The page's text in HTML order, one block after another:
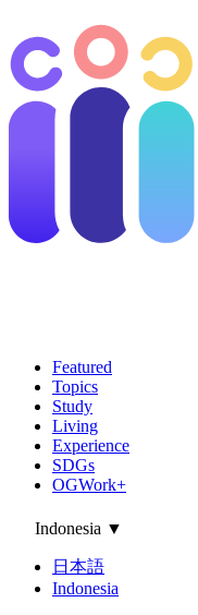
Featured
Topics
Study
Living
Experience
SDGs
OGWork+
Indonesia ▼
日本語
Indonesia